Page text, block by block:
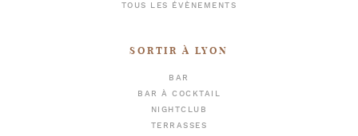
TOUS LES ÉVÈNEMENTS
SORTIR À LYON
BAR
BAR À COCKTAIL
NIGHTCLUB
TERRASSES